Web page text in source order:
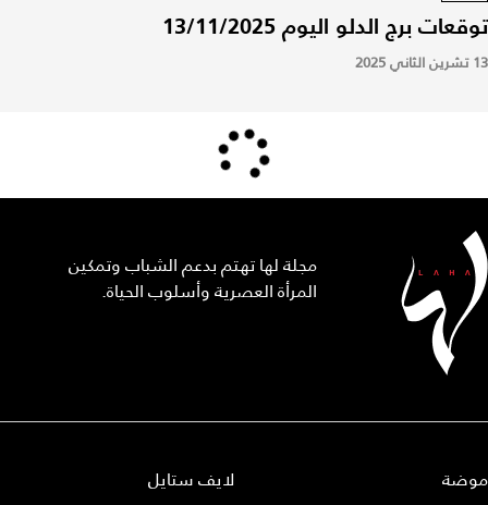
توقعات برج الدلو اليوم 13/11/2025
13 تشرين الثاني 2025
مجلة لها تهتم بدعم الشباب وتمكين
المرأة العصرية وأسلوب الحياة.
موضة
لايف ستايل